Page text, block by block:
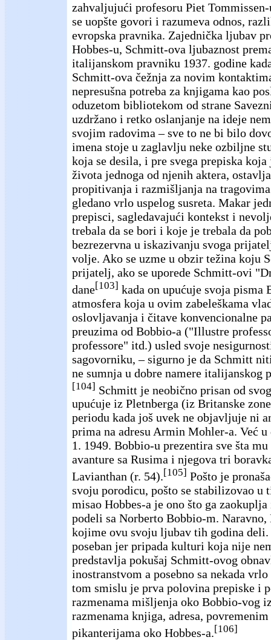
zahvaljujući profesoru Piet
se uopšte govori i razumeva odnos,
evropska pravnika. Zajednička ljubav
Hobbes-u, Schmitt-ova ljubaznost
italijanskom pravniku 1937. godine
Schmitt-ova čežnja za novim
nepresušna potreba za knjigama kao
oduzetom bibliotekom od strane
uzdržano i retko oslanjanje na ideje
svojim radovima – sve to ne bi bilo
imena stoje u zaglavlju neke ozbiljne
koja se desila, i pre svega prepiska
života jednoga od njenih aktera,
propitivanja i razmišljanja na
gledano vrlo uspelog susreta. Makar
prepisci, sagledavajući kontekst i
trebala da se bori i koje je trebala da
bezrezervna u iskazivanju svoga
volje. Ako se uzme u obzir težina koju
prijatelj, ako se uporede Schmitt-ovi
dane[103] kada on upućuje svoja pisma
atmosfera koja u ovim zabeleškama
oslovljavanja i čitave konvencionalne
preuzima od Bobbio-a ("Illustre
professore" itd.) usled svoje
sagovorniku, – sigurno je da Schmitt
ne sumnja u dobre namere italijanskog
[104] Schmitt je neobično prisan od
upućuje iz Pletnberga (iz Britanske
periodu kada još uvek ne objavljuje ni
prima na adresu Armin Mohler-a. Već
1. 1949. Bobbio-u prezentira sve šta
avanture sa Rusima i njegova tri
Lavianthan (r. 54).[105] Pošto je
svoju porodicu, pošto se stabilizovao u
misao Hobbes-a je ono što ga
podeli sa Norberto Bobbio-m.
kojime ovu svoju ljubav tih godina
poseban jer pripada kulturi koja nije
predstavlja pokušaj Schmitt-ovog
inostranstvom a posebno sa nekada
tom smislu je prva polovina prepiske i
razmenama mišljenja oko Bobbio-vog
razmenama knjiga, adresa,
pikanterijama oko Hobbes-a.[106]